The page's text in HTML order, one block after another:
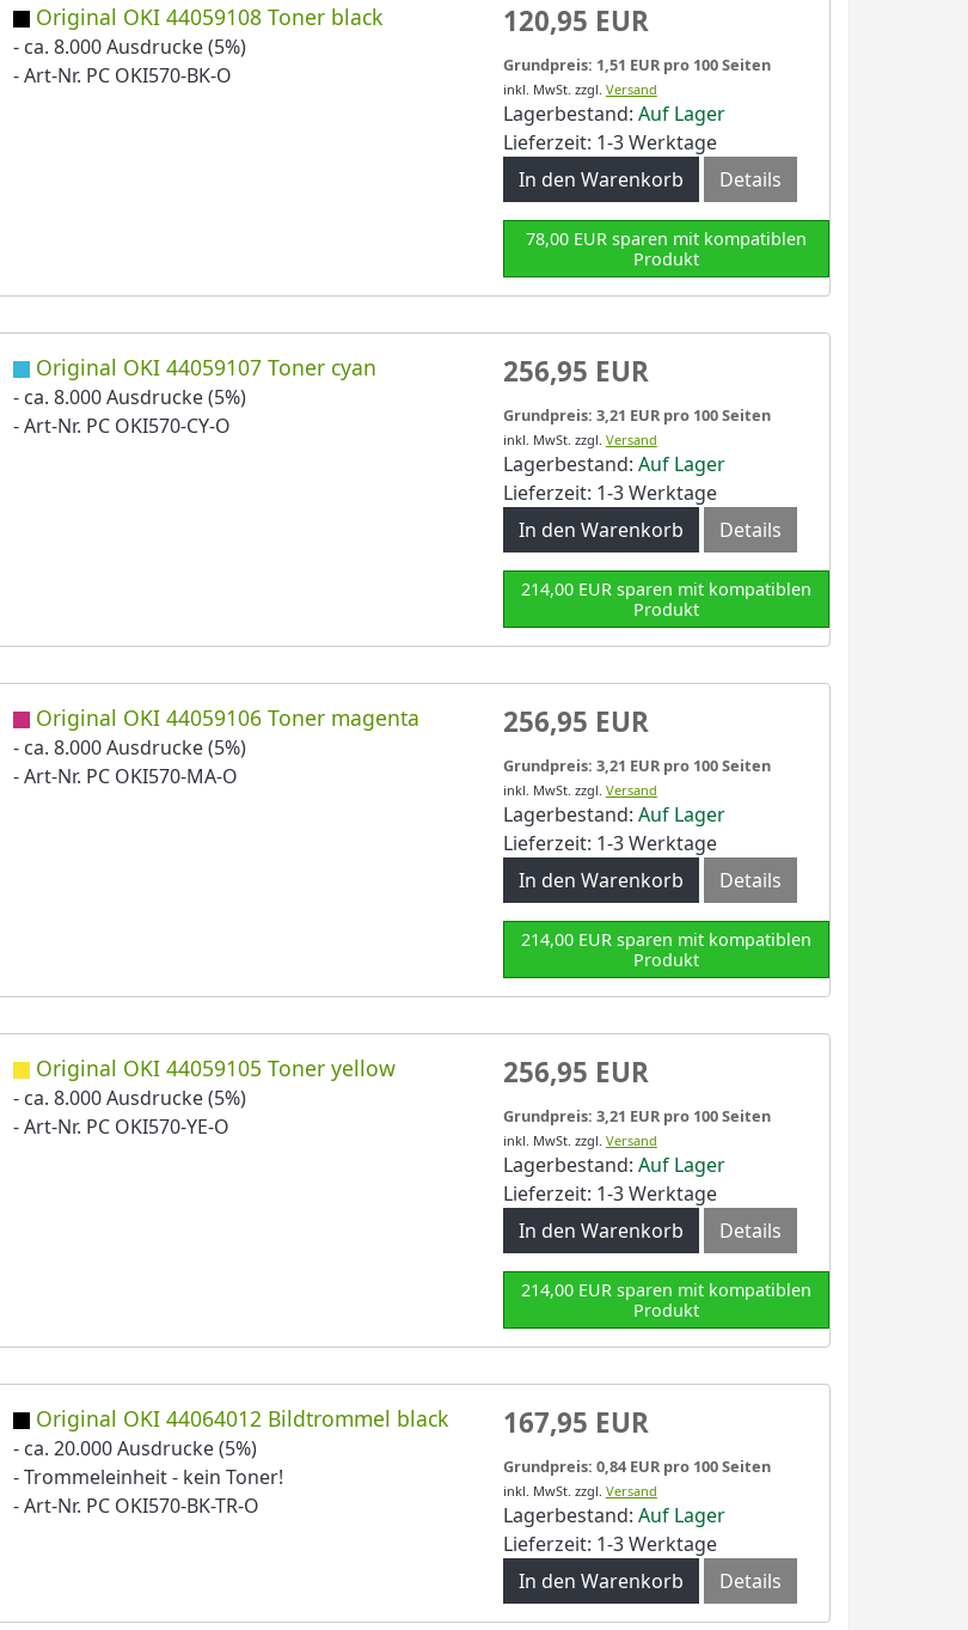
Original OKI 44059108 Toner black
- ca. 8.000 Ausdrucke (5%)
- Art-Nr. PC OKI570-BK-O
120,95 EUR
Grundpreis: 1,51 EUR pro 100 Seiten
inkl. MwSt. zzgl. Versand
Lagerbestand: Auf Lager
Lieferzeit: 1-3 Werktage
In den Warenkorb
Details
78,00 EUR sparen mit kompatiblen
Produkt
Original OKI 44059107 Toner cyan
- ca. 8.000 Ausdrucke (5%)
- Art-Nr. PC OKI570-CY-O
256,95 EUR
Grundpreis: 3,21 EUR pro 100 Seiten
inkl. MwSt. zzgl. Versand
Lagerbestand: Auf Lager
Lieferzeit: 1-3 Werktage
In den Warenkorb
Details
214,00 EUR sparen mit kompatiblen
Produkt
Original OKI 44059106 Toner magenta
- ca. 8.000 Ausdrucke (5%)
- Art-Nr. PC OKI570-MA-O
256,95 EUR
Grundpreis: 3,21 EUR pro 100 Seiten
inkl. MwSt. zzgl. Versand
Lagerbestand: Auf Lager
Lieferzeit: 1-3 Werktage
In den Warenkorb
Details
214,00 EUR sparen mit kompatiblen
Produkt
Original OKI 44059105 Toner yellow
- ca. 8.000 Ausdrucke (5%)
- Art-Nr. PC OKI570-YE-O
256,95 EUR
Grundpreis: 3,21 EUR pro 100 Seiten
inkl. MwSt. zzgl. Versand
Lagerbestand: Auf Lager
Lieferzeit: 1-3 Werktage
In den Warenkorb
Details
214,00 EUR sparen mit kompatiblen
Produkt
Original OKI 44064012 Bildtrommel black
- ca. 20.000 Ausdrucke (5%)
- Trommeleinheit - kein Toner!
- Art-Nr. PC OKI570-BK-TR-O
167,95 EUR
Grundpreis: 0,84 EUR pro 100 Seiten
inkl. MwSt. zzgl. Versand
Lagerbestand: Auf Lager
Lieferzeit: 1-3 Werktage
In den Warenkorb
Details